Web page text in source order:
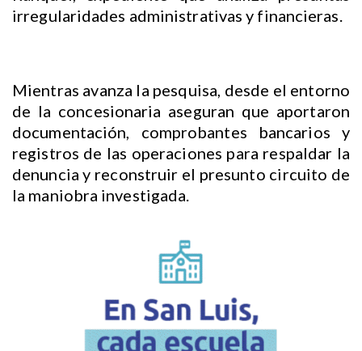
irregularidades administrativas y financieras.
Mientras avanza la pesquisa, desde el entorno
de la concesionaria aseguran que aportaron
documentación, comprobantes bancarios y
registros de las operaciones para respaldar la
denuncia y reconstruir el presunto circuito de
la maniobra investigada.